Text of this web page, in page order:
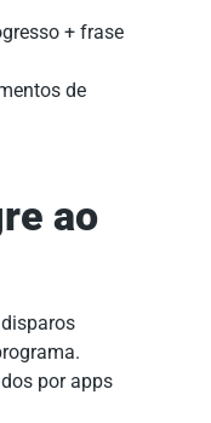
+ frase
de
ao
por apps